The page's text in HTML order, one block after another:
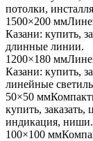
потолки,
1500×200 мм
Казани: купить,
длинные линии.
1200×180 мм
Казани: купить,
линейные
50×50 мм
купить,
индикация, ниши.
100×100 мм